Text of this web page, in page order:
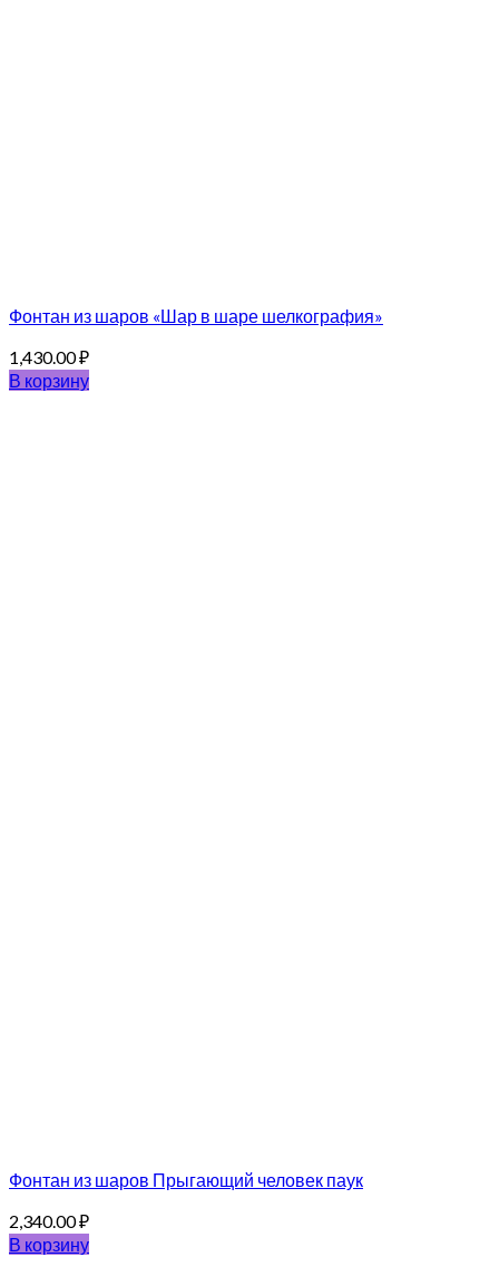
Фонтан из шаров «Шар в шаре шелкография»
1,430.00₽
В корзину
Фонтан из шаров Прыгающий человек паук
2,340.00₽
В корзину